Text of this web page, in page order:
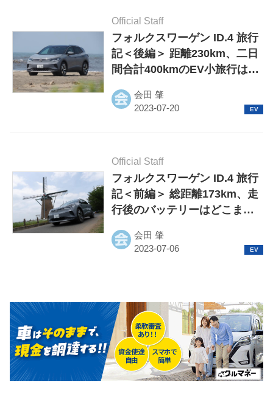
Official Staff
フォルクスワーゲン ID.4 旅行
記＜後編＞ 距離230km、二日
間合計400kmのEV小旅行は
会田 肇
Official Staff
フォルクスワーゲン ID.4 旅行
記＜前編＞ 総距離173km、走
行後のバッテリーはどこまで
会田 肇